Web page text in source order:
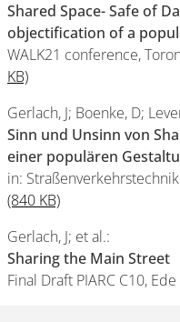
Shared Space- Safe of
objectification of a
WALK21 conference,
KB)
Gerlach, J; Boenke, D;
Sinn und Unsinn von
einer populären
in:
(840 KB)
Gerlach, J; et al.:
Sharing the Main Street
Final Draft PIARC C10,